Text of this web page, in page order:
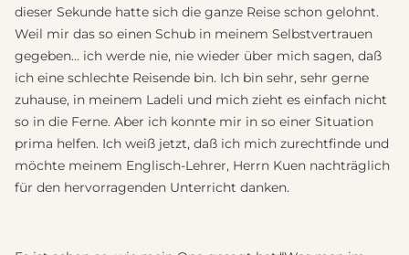
dieser Sekunde hatte sich die ganze Reise schon gelohnt.
Weil mir das so einen Schub in meinem Selbstvertrauen
gegeben… ich werde nie, nie wieder über mich sagen, daß
ich eine schlechte Reisende bin. Ich bin sehr, sehr gerne
zuhause, in meinem Ladeli und mich zieht es einfach nicht
so in die Ferne. Aber ich konnte mir in so einer Situation
prima helfen. Ich weiß jetzt, daß ich mich zurechtfinde und
möchte meinem Englisch-Lehrer, Herrn Kuen nachträglich
für den hervorragenden Unterricht danken.